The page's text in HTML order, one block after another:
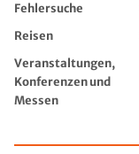
Fehlersuche
Reisen
Veranstaltungen,
Konferenzen und
Messen